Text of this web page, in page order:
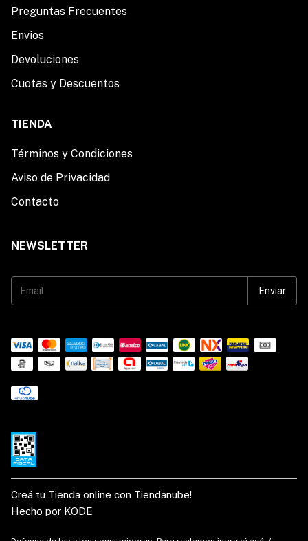
Preguntas Frecuentes
Envios
Devoluciones
Cuotas y Descuentos
TIENDA
Términos y Condiciones
Aviso de Privacidad
Contacto
NEWSLETTER
Creá tu Tienda online con Tiendanube!
Hecho por KODE